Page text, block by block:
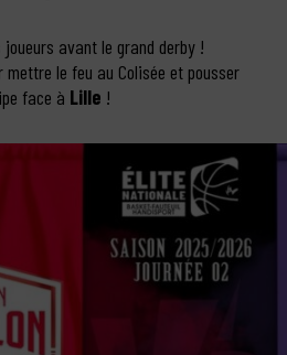
joueurs avant le grand derby !
mettre le feu au Colisée et pousser
face à Lille !